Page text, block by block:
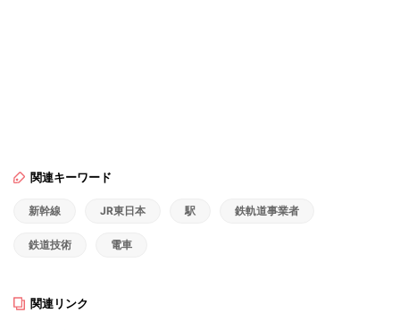
関連キーワード
新幹線 JR東日本 駅 鉄軌道事業者
鉄道技術 電車
関連リンク